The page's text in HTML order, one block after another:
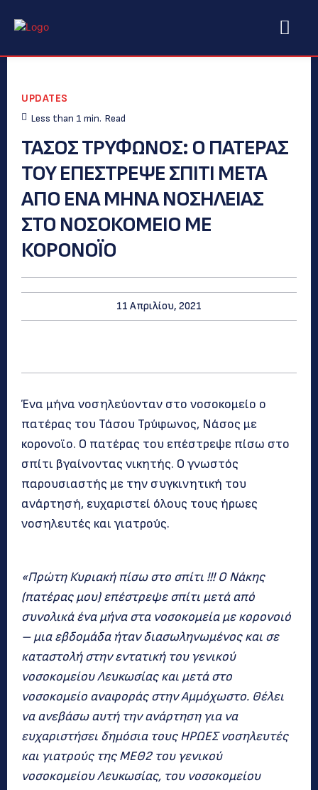
UPDATES
Less than 1 min. Read
ΤΑΣΟΣ ΤΡΥΦΩΝΟΣ: O ΠΑΤΕΡΑΣ
ΤΟΥ ΕΠΕΣΤΡΕΨΕ ΣΠΙΤΙ ΜΕΤΑ
ΑΠΟ ΕΝΑ ΜΗΝΑ ΝΟΣΗΛΕΙΑΣ
ΣΤΟ ΝΟΣΟΚΟΜΕΙΟ ΜΕ
ΚΟΡΟΝΟΪΟ
11 Απριλίου, 2021
Ένα μήνα νοσηλεύονταν στο νοσοκομείο ο
πατέρας του Τάσου Τρύφωνος, Νάσος με
κορονοϊο. Ο πατέρας του επέστρεψε πίσω στο
σπίτι βγαίνοντας νικητής. Ο γνωστός
παρουσιαστής με την συγκινητική του
ανάρτησή, ευχαριστεί όλους τους ήρωες
νοσηλευτές και γιατρούς.
«Πρώτη Κυριακή πίσω στο σπίτι !!! Ο Νάκης
(πατέρας μου) επέστρεψε σπίτι μετά από
συνολικά ένα μήνα στα νοσοκομεία με κορονοιό
– μια εβδομάδα ήταν διασωληνωμένος και σε
καταστολή στην εντατική του γενικού
νοσοκομείου Λευκωσίας και μετά στο
νοσοκομείο αναφοράς στην Αμμόχωστο. Θέλει
να ανεβάσω αυτή την ανάρτηση για να
ευχαριστήσει δημόσια τους ΗΡΩΕΣ νοσηλευτές
και γιατρούς της ΜΕΘ2 του γενικού
νοσοκομείου Λευκωσίας, του νοσοκομείου